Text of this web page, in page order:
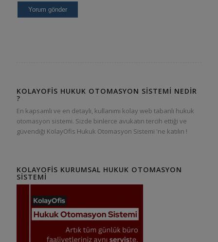
KOLAYOFIS HUKUK OTOMASYON SISTEMI NEDIR
?
En kapsamlı ve en detaylı, kullanımı kolay web tabanlı hukuk
otomasyon sistemi. Sizde binlerce avukatın tercih ettiği ve
güvendiği KolayOfis Hukuk Otomasyon Sistemi 'ne katılın !
KOLAYOFIS KURUMSAL HUKUK OTOMASYON
SISTEMI